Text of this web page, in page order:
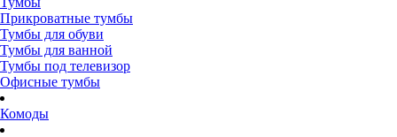
Прикроватные тумбы
Тумбы для обуви
Тумбы для ванной
Тумбы под телевизор
Офисные тумбы
Комоды